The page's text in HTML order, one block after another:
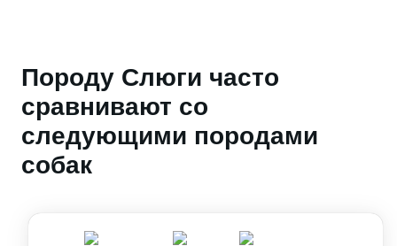
Породу Слюги часто
сравнивают со
следующими породами
собак